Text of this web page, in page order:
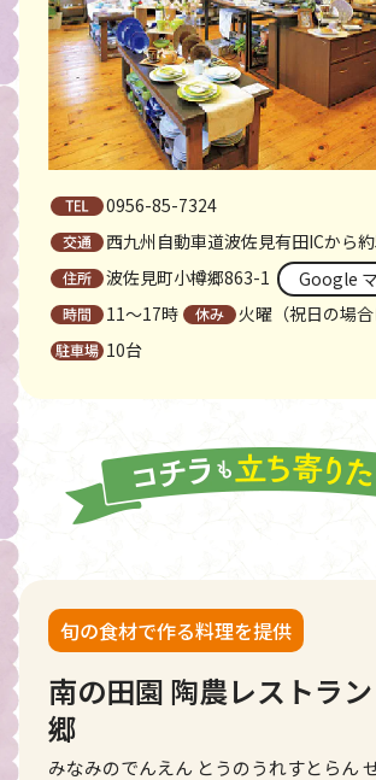
0956-85-7324
西九州自動車道波佐見有田ICから
波佐見町小樽郷863-1
Google
11〜17時
火曜（祝日の場合
10台
旬の食材で作る料理を提供
南の田園 陶農レストラ
郷
みなみのでんえん とうのうれすとらん